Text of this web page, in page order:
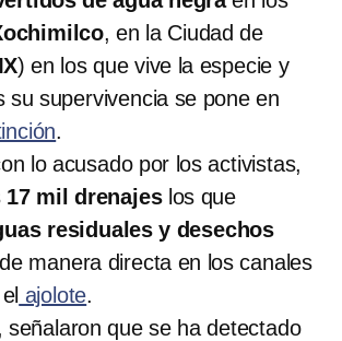
, en la Ciudad de
) en los que vive la especie y
su supervivencia se pone en
.
lo acusado por los activistas,
17 mil drenajeslos que
residuales y desechos
de manera directa en los canales
ajolote.
señalaron que se ha detectado